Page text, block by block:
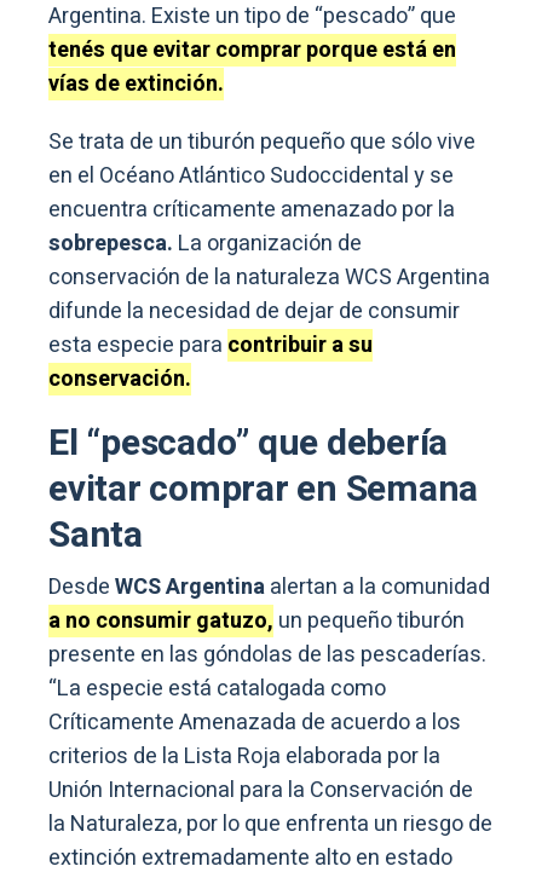
Argentina. Existe un tipo de “pescado” que
tenés que evitar comprar porque está en
vías de extinción.
Se trata de un tiburón pequeño que sólo vive
en el Océano Atlántico Sudoccidental y se
encuentra críticamente amenazado por la
sobrepesca. La organización de
conservación de la naturaleza WCS Argentina
difunde la necesidad de dejar de consumir
esta especie para contribuir a su
conservación.
El “pescado” que debería
evitar comprar en Semana
Santa
DesdeWCS Argentinaalertan a la comunidad
a no consumir gatuzo, un pequeño tiburón
presente en las góndolas de las pescaderías.
“La especie está catalogada como
Críticamente Amenazada de acuerdo a los
criterios de la Lista Roja elaborada por la
Unión Internacional para la Conservación de
la Naturaleza, por lo que enfrenta un riesgo de
extinción extremadamente alto en estado